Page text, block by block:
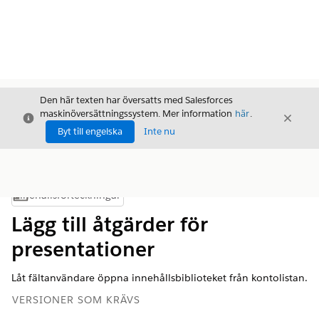
Stäng
Den här texten har översatts med Salesforces
maskinöversättningssystem. Mer information här.
Byt till engelska
Inte nu
Stäng
Visa innehållsförteckning
Innehållsförteckningar
Lägg till åtgärder för
presentationer
Låt fältanvändare öppna innehållsbiblioteket från kontolistan.
VERSIONER SOM KRÄVS